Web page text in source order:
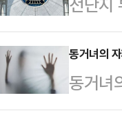
향한
려다가
에게
각각
해 9월
남성을
을 본
원이
판사는
다.A씨
문에서
동거녀의
동거녀
남성이